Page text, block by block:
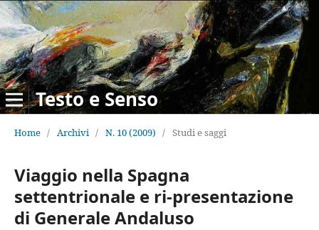
Testo e Senso
Home / Archivi / N. 10 (2009) / Studi e saggi
Viaggio nella Spagna
settentrionale e ri-presentazione
di Generale Andaluso